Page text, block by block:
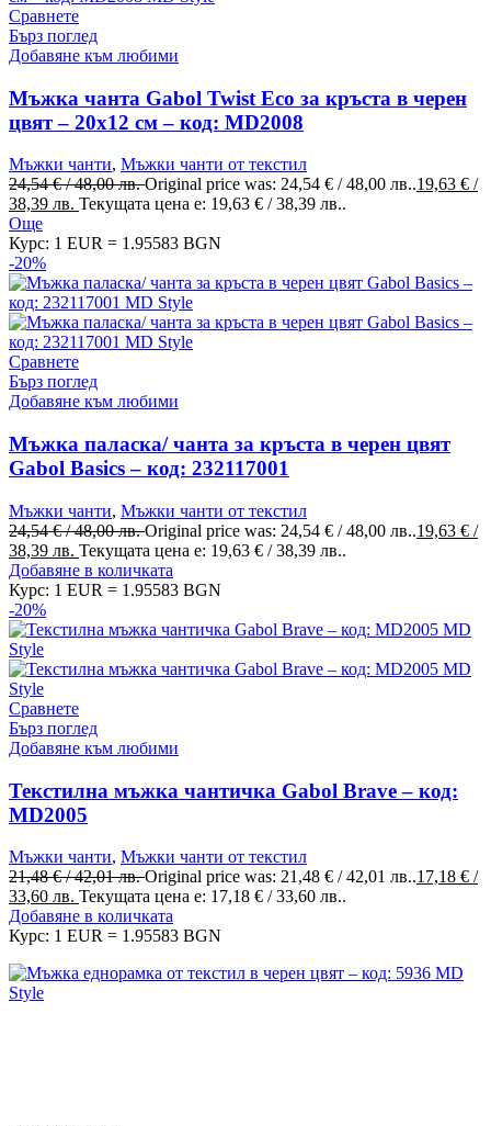
Сравнете
Бърз поглед
Добавяне към любими
Мъжка чанта Gabol Twist Eco за кръста в черен
цвят – 20х12 см – код: MD2008
Мъжки чанти, Мъжки чанти от текстил
24,54€/ 48,00 лв.Original price was: 24,54 € / 48,00 лв..19,63 € /
38,39 лв. Текущата цена е: 19,63 € / 38,39 лв..
Още
Курс: 1 EUR = 1.95583 BGN
-20%
Сравнете
Бърз поглед
Добавяне към любими
Мъжка паласка/ чанта за кръста в черен цвят
Gabol Basics – код: 232117001
Мъжки чанти, Мъжки чанти от текстил
24,54€/ 48,00 лв.Original price was: 24,54 € / 48,00 лв..19,63 € /
38,39 лв. Текущата цена е: 19,63 € / 38,39 лв..
Добавяне в количката
Курс: 1 EUR = 1.95583 BGN
-20%
Сравнете
Бърз поглед
Добавяне към любими
Текстилна мъжка чантичка Gabol Brave – код:
MD2005
Мъжки чанти, Мъжки чанти от текстил
21,48€/ 42,01 лв.Original price was: 21,48 € / 42,01 лв..17,18 € /
33,60 лв. Текущата цена е: 17,18 € / 33,60 лв..
Добавяне в количката
Курс: 1 EUR = 1.95583 BGN